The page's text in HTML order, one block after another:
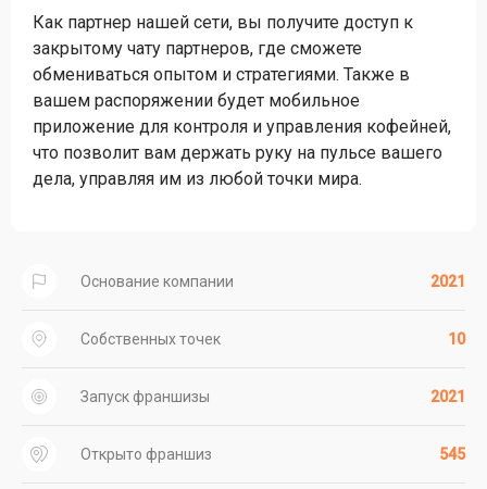
Как партнер нашей сети, вы получите доступ к
закрытому чату партнеров, где сможете
обмениваться опытом и стратегиями. Также в
вашем распоряжении будет мобильное
приложение для контроля и управления кофейней,
что позволит вам держать руку на пульсе вашего
дела, управляя им из любой точки мира.
Основание компании 2021
Собственных точек 10
Запуск франшизы 2021
Открыто франшиз 545